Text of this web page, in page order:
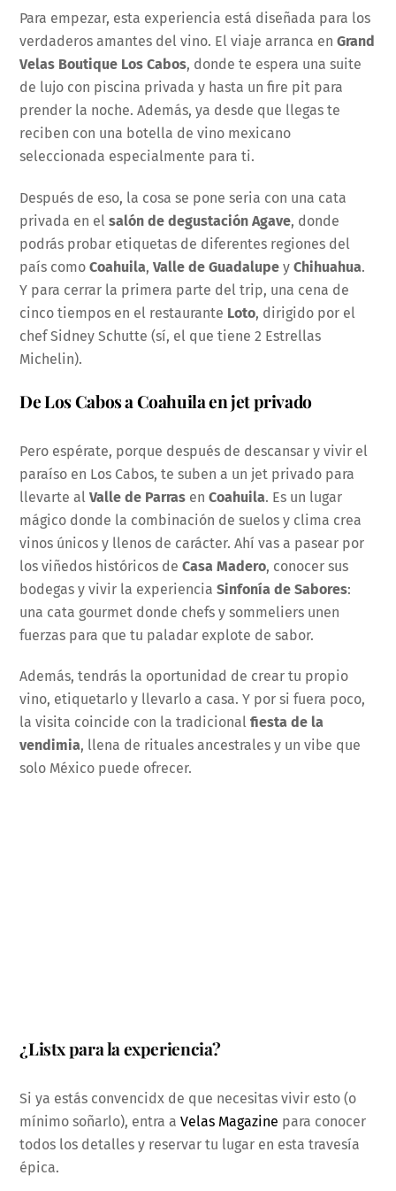
Para empezar, esta experiencia está diseñada para los
verdaderos amantes del vino. El viaje arranca enGrand
Velas Boutique Los Cabos, donde te espera una suite
de lujo con piscina privada y hasta un fire pit para
prender la noche. Además, ya desde que llegas te
reciben con una botella de vino mexicano
seleccionada especialmente para ti.
Después de eso, la cosa se pone seria con una cata
privada en elsalón de degustación Agave, donde
podrás probar etiquetas de diferentes regiones del
país comoCoahuila,Valle de Guadalupe yChihuahua.
Y para cerrar la primera parte del trip, una cena de
cinco tiempos en el restaurante Loto, dirigido por el
chef Sidney Schutte (sí, el que tiene 2 Estrellas
Michelin).
De Los Cabos a Coahuila en jet privado
Pero espérate, porque después de descansar y vivir el
paraíso en Los Cabos, te suben a un jet privado para
llevarte alValle de Parras enCoahuila. Es un lugar
mágico donde la combinación de suelos y clima crea
vinos únicos y llenos de carácter. Ahí vas a pasear por
los viñedos históricos deCasa Madero, conocer sus
bodegas y vivir la experienciaSinfonía de Sabores:
una cata gourmet donde chefs y sommeliers unen
fuerzas para que tu paladar explote de sabor.
Además, tendrás la oportunidad de crear tu propio
vino, etiquetarlo y llevarlo a casa. Y por si fuera poco,
la visita coincide con la tradicionalfiesta de la
vendimia, llena de rituales ancestrales y un vibe que
solo México puede ofrecer.
¿Listx para la experiencia?
Si ya estás convencidx de que necesitas vivir esto (o
mínimo soñarlo), entra aVelas Magazine para conocer
todos los detalles y reservar tu lugar en esta travesía
épica.